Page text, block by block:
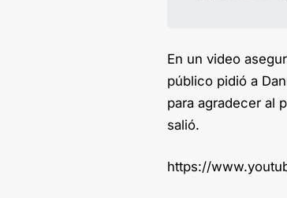
En un video
público pidió a
para agradecer al
salió.
https://